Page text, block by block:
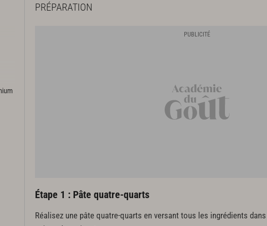
PRÉPARATION
Étape 1 : Pâte quatre-quarts
Réalisez une pâte quatre-quarts en versant tous les ingrédients